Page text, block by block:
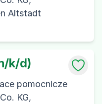
Altstadt
k/d)
pomocnicze
KG,